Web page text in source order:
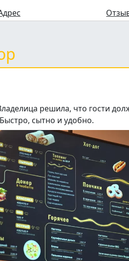
решила, что гости
сытно и удобно.